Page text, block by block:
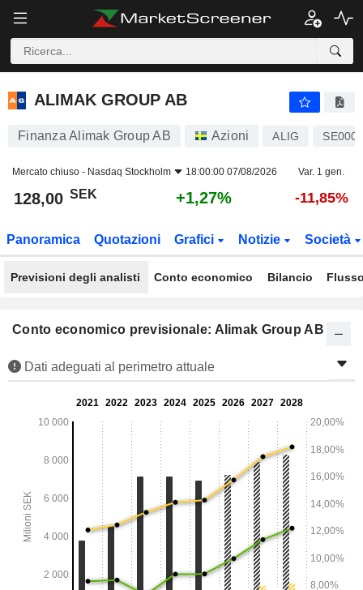
ALIMAK GROUP AB
ALIMAK GROUP AB
Finanza Alimak Group AB Azioni ALIG
Mercato chiuso - Nasdaq Stockholm 18:00:00 07/08/2026 Var. 1 gen.
128,00 SEK +1,27% -11,85%
Panoramica Quotazioni Grafici Notizie Società
Previsioni degli analisti Conto economico Bilancio
Conto economico previsionale: Alimak Group AB
Dati adeguati al perimetro attuale